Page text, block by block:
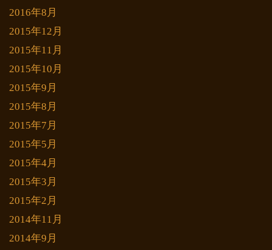
2016年8月
2015年12月
2015年11月
2015年10月
2015年9月
2015年8月
2015年7月
2015年5月
2015年4月
2015年3月
2015年2月
2014年11月
2014年9月